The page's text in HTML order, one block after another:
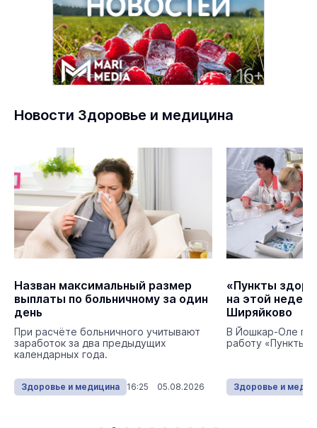
Новости Здоровье и медицина
Назван максимальный размер
выплаты по больничному за один
день
При расчёте больничного учитывают
заработок за два предыдущих
календарных года.
Здоровье и медицина 16:25 05.08.2026
«Пункты
на этой
Ширяйково
В Йошкар-Оле
работу «Пункты
Здоровье и